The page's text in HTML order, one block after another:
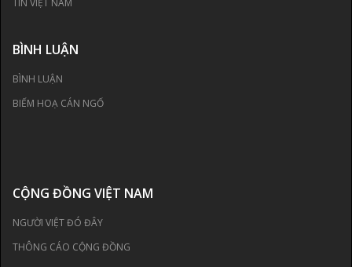
TIN VIỆT NAM
BÌNH LUẬN
BÌNH LUẬN
BIẾM HOẠ CÁN NGỐ
CỘNG ĐỒNG VIỆT NAM
NGƯỜI VIỆT ĐÓ ĐÂY
THÔNG CÁO CỘNG ĐỒNG